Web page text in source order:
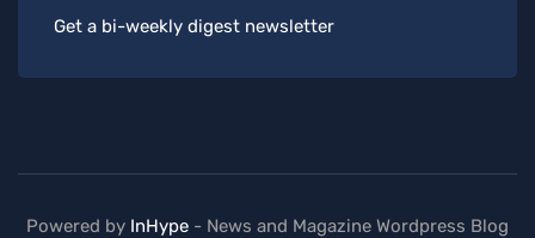
Get a bi-weekly digest newsletter
Powered by InHype - News and Magazine Wordpress Blog